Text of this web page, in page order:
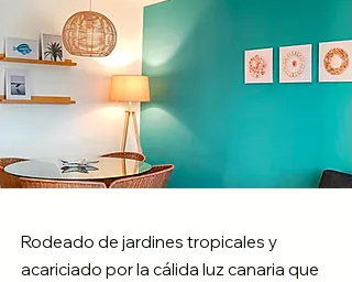
Rodeado de jardines tropicales y
acariciado por la cálida luz canaria que